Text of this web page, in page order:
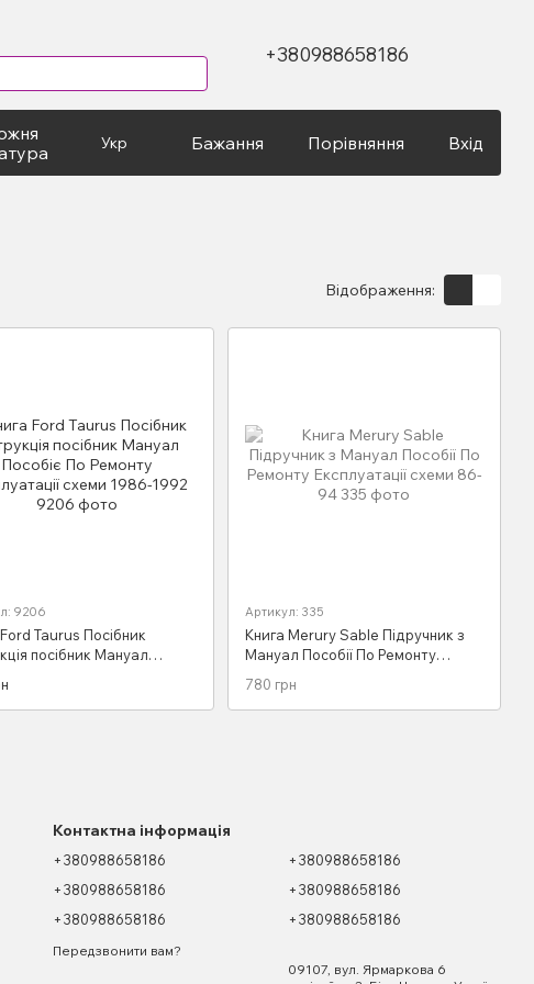
+380988658186
Укр Бажання Порівняння Вхід
Відображення:
9206
Taurus Посібник
посібник Мануал
1992
Артикул: 335
Книга Merury Sable Підручник з
Мануал Пособії По Ремонту
780 грн
Контактна інформація
+380988658186
+380988658186
+380988658186
Передзвонити вам?
+380988658186
+380988658186
+380988658186
09107, вул. Ярмаркова 6